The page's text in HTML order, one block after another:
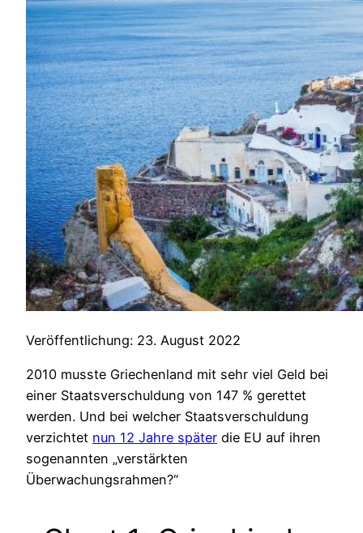
Veröffentlichung: 23. August 2022
2010 musste Griechenland mit sehr viel Geld bei
einer Staatsverschuldung von 147 % gerettet
werden. Und bei welcher Staatsverschuldung
verzichtet nun 12 Jahre später die EU auf ihren
sogenannten „verstärkten
Überwachungsrahmen?“